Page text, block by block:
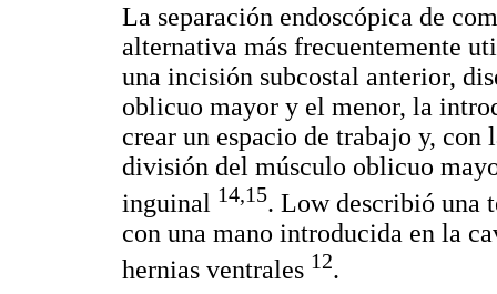
La separación endoscópica de
alternativa más frecuentemente
una incisión subcostal anterior,
oblicuo mayor y el menor, la
crear un espacio de trabajo y, con
división del músculo oblicuo
inguinal 14,15. Low describió una
con una mano introducida en la
hernias ventrales 12.